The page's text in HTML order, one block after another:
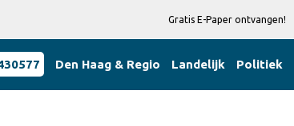
Gratis E-Paper ontvangen!
Den Haag & Regio Landelijk Politiek